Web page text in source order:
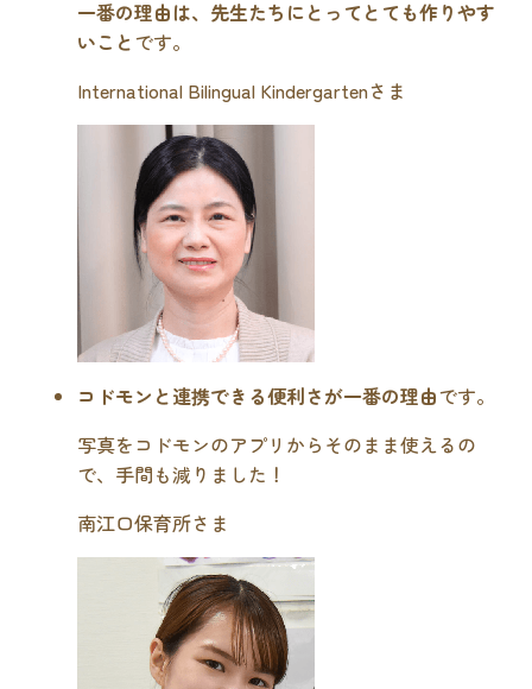
一番の理由は、先生たちにとってとても作りやす
いことです。
International Bilingual Kindergartenさま
コドモンと連携できる便利さが一番の理由です。
写真をコドモンのアプリからそのまま使えるの
で、手間も減りました！
南江口保育所さま